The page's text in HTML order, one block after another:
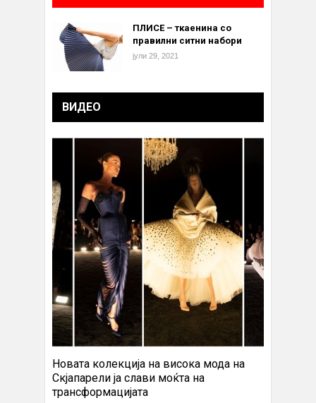
ПЛИСЕ – ткаенина со
правилни ситни набори
јули 29, 2021
ВИДЕО
Новата колекција на висока мода на
Скјапарели ја слави моќта на
трансформацијата